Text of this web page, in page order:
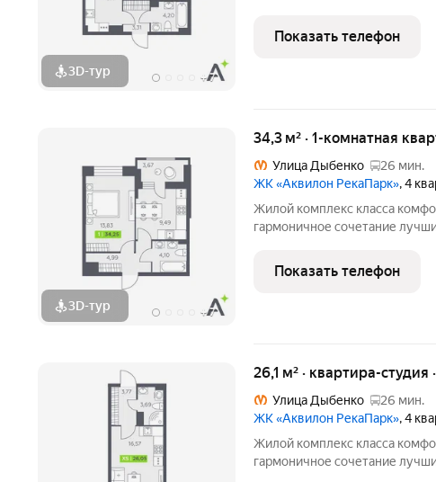
3D-тур +7
направленности. Мы
кто ценит комфорт,
Показать телефон
3D-тур +7
34,3 м² · 1-комнатная
Улица Дыбенко
26 мин.
ЖК «Аквилон РекаПарк», 4
Жилой комплекс класса
гармоничное сочетание
направленности. Мы
кто ценит комфорт,
Показать телефон
26,1 м² · квартира-студия
Улица Дыбенко
26 мин.
ЖК «Аквилон РекаПарк», 4
Жилой комплекс класса
гармоничное сочетание